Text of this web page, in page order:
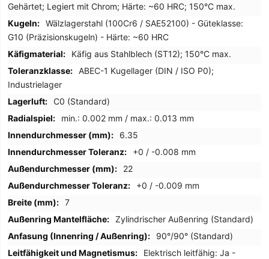
Gehärtet; Legiert mit Chrom; Härte: ~60 HRC; 150°C max.
Wälzlagerstahl (100Cr6 / SAE52100) - Güteklasse:
G10 (Präzisionskugeln) - Härte: ~60 HRC
Käfig aus Stahlblech (ST12); 150°C max.
ABEC-1 Kugellager (DIN / ISO P0);
Industrielager
C0 (Standard)
min.: 0.002 mm / max.: 0.013 mm
6.35
+0 / -0.008 mm
22
+0 / -0.009 mm
7
Zylindrischer Außenring (Standard)
90°/90° (Standard)
Elektrisch leitfähig: Ja -